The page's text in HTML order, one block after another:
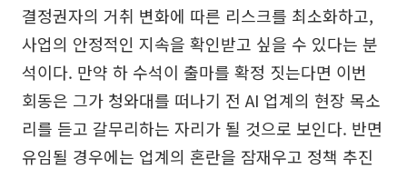
결정권자의 거취 변화에 따른 리스크를 최소화하고,
사업의 안정적인 지속을 확인받고 싶을 수 있다는 분
석이다. 만약 하 수석이 출마를 확정 짓는다면 이번
회동은 그가 청와대를 떠나기 전 AI 업계의 현장 목소
리를 듣고 갈무리하는 자리가 될 것으로 보인다. 반면
유임될 경우에는 업계의 혼란을 잠재우고 정책 추진